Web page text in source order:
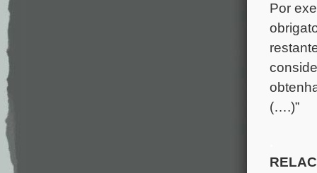
Por
(….)”